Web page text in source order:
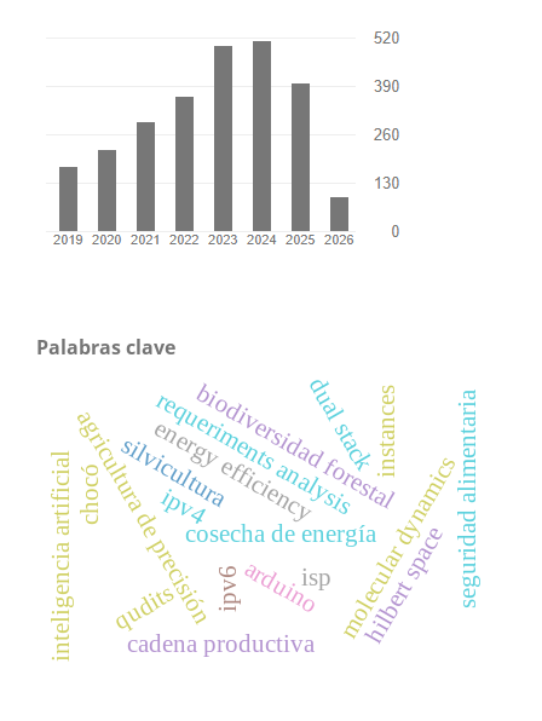
Palabras clave
cosecha de energía
ipv6
ipv4
energy efficiencymolecular dynamics
agricultura de precisión
inteligencia artificial qudits hilbert space
biodiversidad forestal
silvicultura
requeriments analysis instances
dual stack
isp
cadena productiva
chocó seguridad alimentaria
arduino